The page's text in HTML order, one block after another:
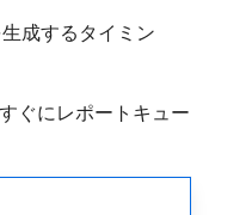
成するタイミン
ぐにレポートキュー